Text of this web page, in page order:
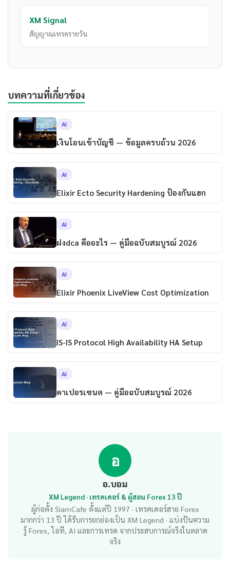
XM Signal
สัญญาณเทรดรายวัน
บทความที่เกี่ยวข้อง
AI
เงินโอนเข้าบัญชี — ข้อมูลครบถ้วน 2026
AI
Elixir Ecto Security Hardening ป้องกันแฮก
AI
ฝงdca คืออะไร — คู่มือฉบับสมบูรณ์ 2026
AI
Elixir Phoenix LiveView Cost Optimization
AI
IS-IS Protocol High Availability HA Setup
AI
คาเปอรเซนต — คู่มือฉบับสมบูรณ์ 2026
อ
อ.บอม
XM Legend · เทรดเดอร์ & ผู้สอน Forex 13 ปี
ผู้ก่อตั้ง SiamCafe ตั้งแต่ปี 1997 · เทรดเดอร์สาย Forex
มากกว่า 13 ปี ได้รับการยกย่องเป็น XM Legend · แบ่งปันความ
รู้ Forex, ไอที, AI และการเทรด จากประสบการณ์จริงในตลาด
จริง